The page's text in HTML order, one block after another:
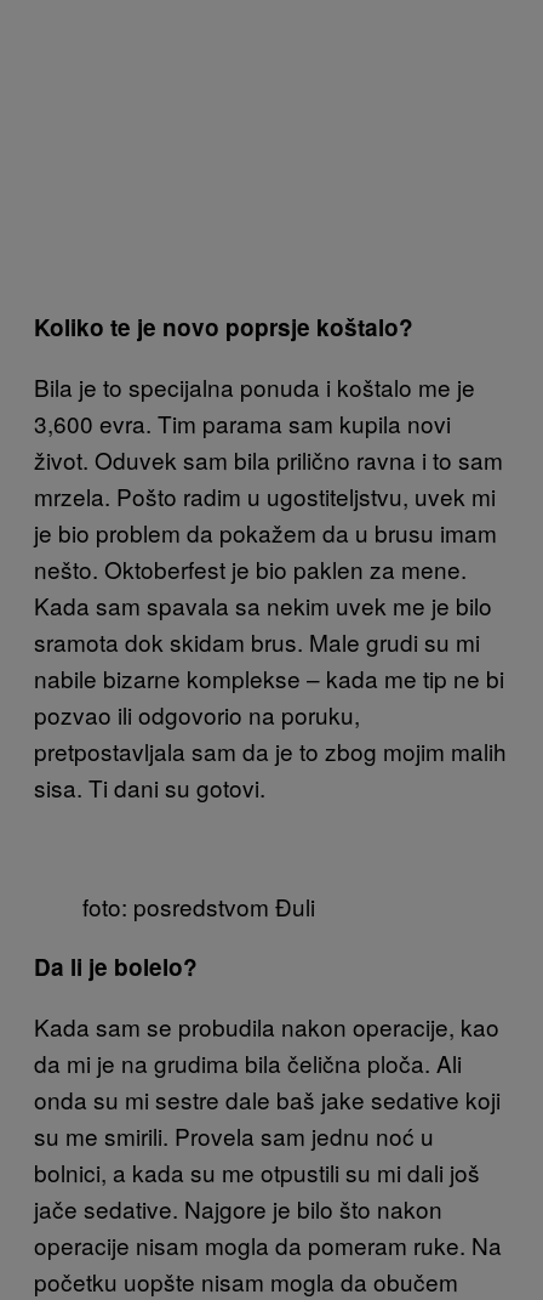
Koliko te je novo poprsje koštalo?
Bila je to specijalna ponuda i koštalo me je
3,600 evra. Tim parama sam kupila novi
život. Oduvek sam bila prilično ravna i to sam
mrzela. Pošto radim u ugostiteljstvu, uvek mi
je bio problem da pokažem da u brusu imam
nešto. Oktoberfest je bio paklen za mene.
Kada sam spavala sa nekim uvek me je bilo
sramota dok skidam brus. Male grudi su mi
nabile bizarne komplekse – kada me tip ne bi
pozvao ili odgovorio na poruku,
pretpostavljala sam da je to zbog mojim malih
sisa. Ti dani su gotovi.
foto: posredstvom Đuli
Da li je bolelo?
Kada sam se probudila nakon operacije, kao
da mi je na grudima bila čelična ploča. Ali
onda su mi sestre dale baš jake sedative koji
su me smirili. Provela sam jednu noć u
bolnici, a kada su me otpustili su mi dali još
jače sedative. Najgore je bilo što nakon
operacije nisam mogla da pomeram ruke. Na
početku uopšte nisam mogla da obučem